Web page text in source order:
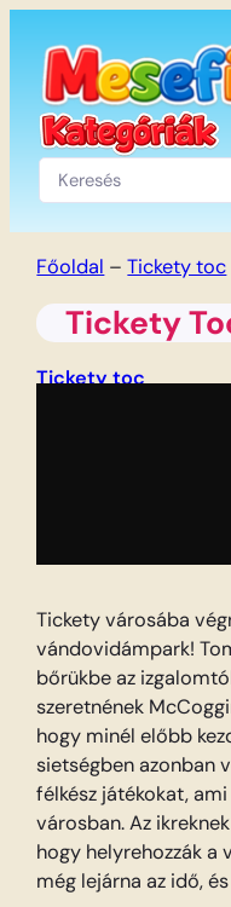
tartalomhoz
Keresés
Főoldal –Tickety toc
Tickety
Tickety toc
Tickety városába
vándovidámpark!
bőrükbe az
szeretnének
hogy minél előbb
sietségben azonban
félkész játékokat,
városban. Az
hogy helyrehozzák
még lejárna az idő,